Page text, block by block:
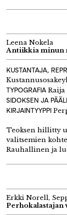
Leena Nokela
Antiikkia minun
KUSTANTAJA,
TYPOGRAFIA
SIDOKSEN JA
KIRJAINTYYPPI
Teoksen hillitty
valitsemien
Rauhallinen ja
Erkki Norell,
Perhokalastajan